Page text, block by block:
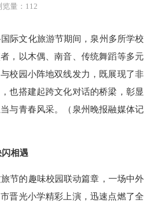
览量： 112
文化旅游节期间，泉州多所学校
，以木偶、南音、传统舞蹈等多元
校园小阵地双线发力，既展现了非
也搭建起跨文化对话的桥梁，彰显
与青春风采。（泉州晚报融媒体记
相遇
的趣味校园联动篇章，一场中外
晋光小学精彩上演，迅速点燃了全